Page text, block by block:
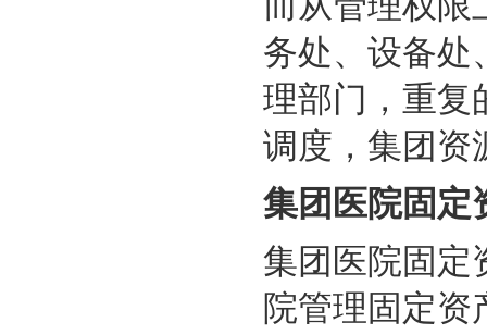
务处、设备处
理部门，重复
调度，集团资
集团医院固定
集团医院固定
院管理固定